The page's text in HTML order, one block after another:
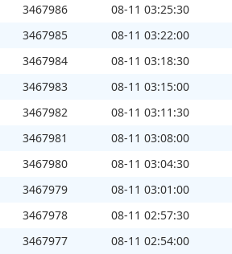
3467986
08-11 03:25:30
3467985
08-11 03:22:00
3467984
08-11 03:18:30
3467983
08-11 03:15:00
3467982
08-11 03:11:30
3467981
08-11 03:08:00
3467980
08-11 03:04:30
3467979
08-11 03:01:00
3467978
08-11 02:57:30
3467977
08-11 02:54:00